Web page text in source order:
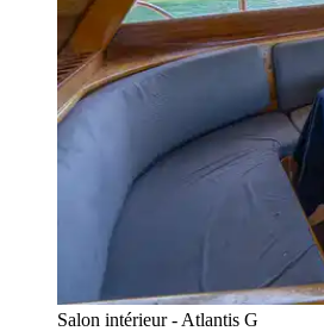
Salon intérieur - Atlantis G